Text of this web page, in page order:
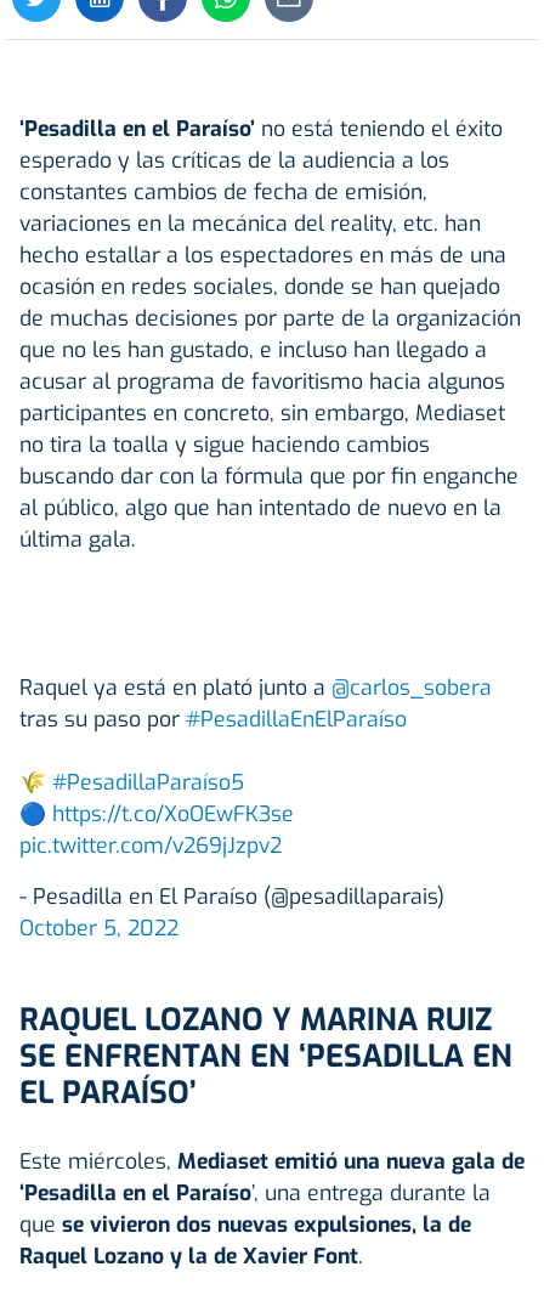
‘Pesadilla en el Paraíso’ no está teniendo el éxito
esperado y las críticas de la audiencia a los
constantes cambios de fecha de emisión,
variaciones en la mecánica del reality, etc. han
hecho estallar a los espectadores en más de una
ocasión en redes sociales, donde se han quejado
de muchas decisiones por parte de la organización
que no les han gustado, e incluso han llegado a
acusar al programa de favoritismo hacia algunos
participantes en concreto, sin embargo, Mediaset
no tira la toalla y sigue haciendo cambios
buscando dar con la fórmula que por fin enganche
al público, algo que han intentado de nuevo en la
última gala.
Raquel ya está en plató junto a @carlos_sobera
tras su paso por #PesadillaEnElParaíso
🌾 #PesadillaParaíso5
🔵 https://t.co/XoOEwFK3se
pic.twitter.com/v269jJzpv2
- Pesadilla en El Paraíso (@pesadillaparais)
October 5, 2022
RAQUEL LOZANO Y MARINA RUIZ
SE ENFRENTAN EN ‘PESADILLA EN
EL PARAÍSO’
Este miércoles, Mediaset emitió una nueva gala de
‘Pesadilla en el Paraíso’, una entrega durante la
que se vivieron dos nuevas expulsiones, la de
Raquel Lozano y la de Xavier Font.